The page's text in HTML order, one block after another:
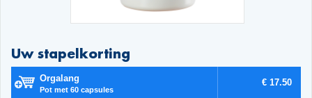
Uw stapelkorting
Orgalang
Pot met 60 capsules
€ 17.50